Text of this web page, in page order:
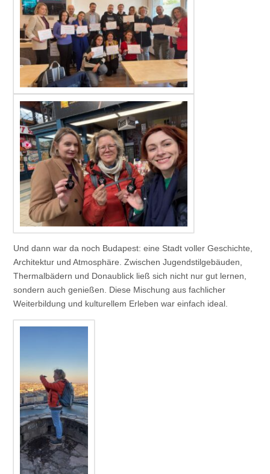
Und dann war da noch Budapest: eine Stadt voller Geschichte,
Architektur und Atmosphäre. Zwischen Jugendstilgebäuden,
Thermalbädern und Donaublick ließ sich nicht nur gut lernen,
sondern auch genießen. Diese Mischung aus fachlicher
Weiterbildung und kulturellem Erleben war einfach ideal.